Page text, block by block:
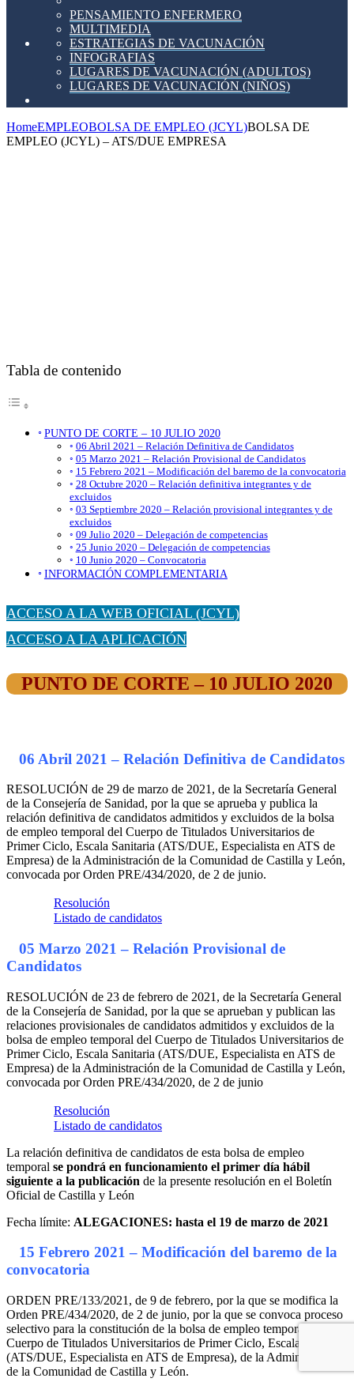
PENSAMIENTO ENFERMERO
MULTIMEDIA
ESTRATEGIAS DE VACUNACIÓN
INFOGRAFIAS
LUGARES DE VACUNACIÓN (ADULTOS)
LUGARES DE VACUNACIÓN (NIÑOS)
HomeEMPLEOBOLSA DE EMPLEO (JCYL)BOLSA DE
EMPLEO (JCYL) – ATS/DUE EMPRESA
Tabla de contenido
PUNTO DE CORTE – 10 JULIO 2020
06 Abril 2021 – Relación Definitiva de Candidatos
05 Marzo 2021 – Relación Provisional de Candidatos
15 Febrero 2021 – Modificación del baremo de la convocatoria
28 Octubre 2020 – Relación definitiva integrantes y de
excluidos
03 Septiembre 2020 – Relación provisional integrantes y de
excluidos
09 Julio 2020 – Delegación de competencias
25 Junio 2020 – Delegación de competencias
10 Junio 2020 – Convocatoria
INFORMACIÓN COMPLEMENTARIA
ACCESO A LA WEB OFICIAL (JCYL)
ACCESO A LA APLICACIÓN
PUNTO DE CORTE – 10 JULIO 2020
06 Abril 2021 – Relación Definitiva de Candidatos
RESOLUCIÓN de 29 de marzo de 2021, de la Secretaría General
de la Consejería de Sanidad, por la que se aprueba y publica la
relación definitiva de candidatos admitidos y excluidos de la bolsa
de empleo temporal del Cuerpo de Titulados Universitarios de
Primer Ciclo, Escala Sanitaria (ATS/DUE, Especialista en ATS de
Empresa) de la Administración de la Comunidad de Castilla y León,
convocada por Orden PRE/434/2020, de 2 de junio.
Resolución
Listado de candidatos
05 Marzo 2021 – Relación Provisional de
Candidatos
RESOLUCIÓN de 23 de febrero de 2021, de la Secretaría General
de la Consejería de Sanidad, por la que se aprueban y publican las
relaciones provisionales de candidatos admitidos y excluidos de la
bolsa de empleo temporal del Cuerpo de Titulados Universitarios de
Primer Ciclo, Escala Sanitaria (ATS/DUE, Especialista en ATS de
Empresa) de la Administración de la Comunidad de Castilla y León,
convocada por Orden PRE/434/2020, de 2 de junio
Resolución
Listado de candidatos
La relación definitiva de candidatos de esta bolsa de empleo
temporal se pondrá en funcionamiento el primer día hábil
siguiente a la publicación de la presente resolución en el Boletín
Oficial de Castilla y León
Fecha límite: ALEGACIONES: hasta el 19 de marzo de 2021
15 Febrero 2021 – Modificación del baremo de la
convocatoria
ORDEN PRE/133/2021, de 9 de febrero, por la que se modifica la
Orden PRE/434/2020, de 2 de junio, por la que se convoca proceso
selectivo para la constitución de la bolsa de empleo temporal del
Cuerpo de Titulados Universitarios de Primer Ciclo, Escala Sanitaria
(ATS/DUE, Especialista en ATS de Empresa), de la Administración
de la Comunidad de Castilla y León.